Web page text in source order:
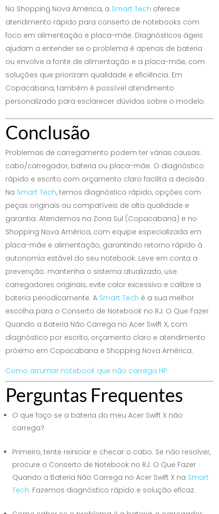
No Shopping Nova América, a Smart Tech oferece
atendimento rápido para conserto de notebooks com
foco em alimentação e placa-mãe. Diagnósticos ágeis
ajudam a entender se o problema é apenas de bateria
ou envolve a fonte de alimentação e a placa-mãe, com
soluções que priorizam qualidade e eficiência. Em
Copacabana, também é possível atendimento
personalizado para esclarecer dúvidas sobre o modelo.
Conclusão
Problemas de carregamento podem ter várias causas:
cabo/carregador, bateria ou placa-mãe. O diagnóstico
rápido e escrito com orçamento claro facilita a decisão.
Na Smart Tech, temos diagnóstico rápido, opções com
peças originais ou compatíveis de alta qualidade e
garantia. Atendemos na Zona Sul (Copacabana) e no
Shopping Nova América, com equipe especializada em
placa-mãe e alimentação, garantindo retorno rápido à
autonomia estável do seu notebook. Leve em conta a
prevenção: mantenha o sistema atualizado, use
carregadores originais, evite calor excessivo e calibre a
bateria periodicamente. A Smart Tech é a sua melhor
escolha para o Conserto de Notebook no RJ: O Que Fazer
Quando a Bateria Não Carrega no Acer Swift X, com
diagnóstico por escrito, orçamento claro e atendimento
próximo em Copacabana e Shopping Nova América.
Como arrumar notebook que não carrega HP.
Perguntas Frequentes
O que faço se a bateria do meu Acer Swift X não
carrega?
Primeiro, tente reiniciar e checar o cabo. Se não resolver,
procure o Conserto de Notebook no RJ: O Que Fazer
Quando a Bateria Não Carrega no Acer Swift X na Smart
Tech. Fazemos diagnóstico rápido e solução eficaz.